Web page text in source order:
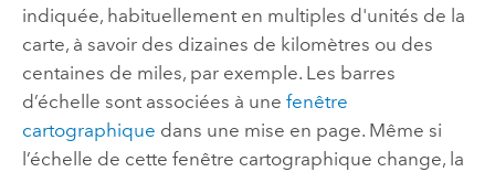
indiquée, habituellement en multiples d'unités de la
carte, à savoir des dizaines de kilomètres ou des
centaines de miles, par exemple. Les barres
d’échelle sont associées à une fenêtre
cartographique dans une mise en page. Même si
l’échelle de cette fenêtre cartographique change, la